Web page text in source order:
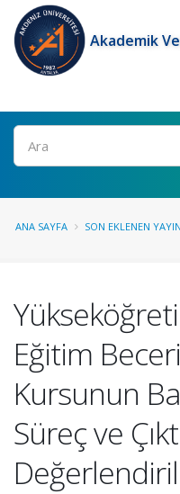
Akademik
Ara
ANA SAYFA SON EKLENEN
Eğitim
Kursunun
Süreç ve